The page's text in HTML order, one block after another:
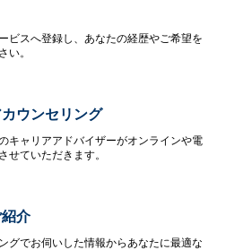
ビスへ登録し、あなたの経歴やご希望を
い。
ウンセリング
キャリアアドバイザーがオンラインや電
せていただきます。
介
グでお伺いした情報からあなたに最適な